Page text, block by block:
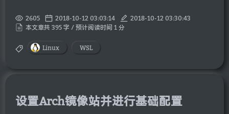
2605 2018-10-12 03:03:14
2018-10-12 03:30:43
本文章共 395 字 / 预计阅读时间 1 分
Linux WSL
设置Arch镜像站并进行基础配置